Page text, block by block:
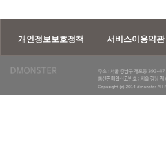
개인정보보호정책 서비스이용약관